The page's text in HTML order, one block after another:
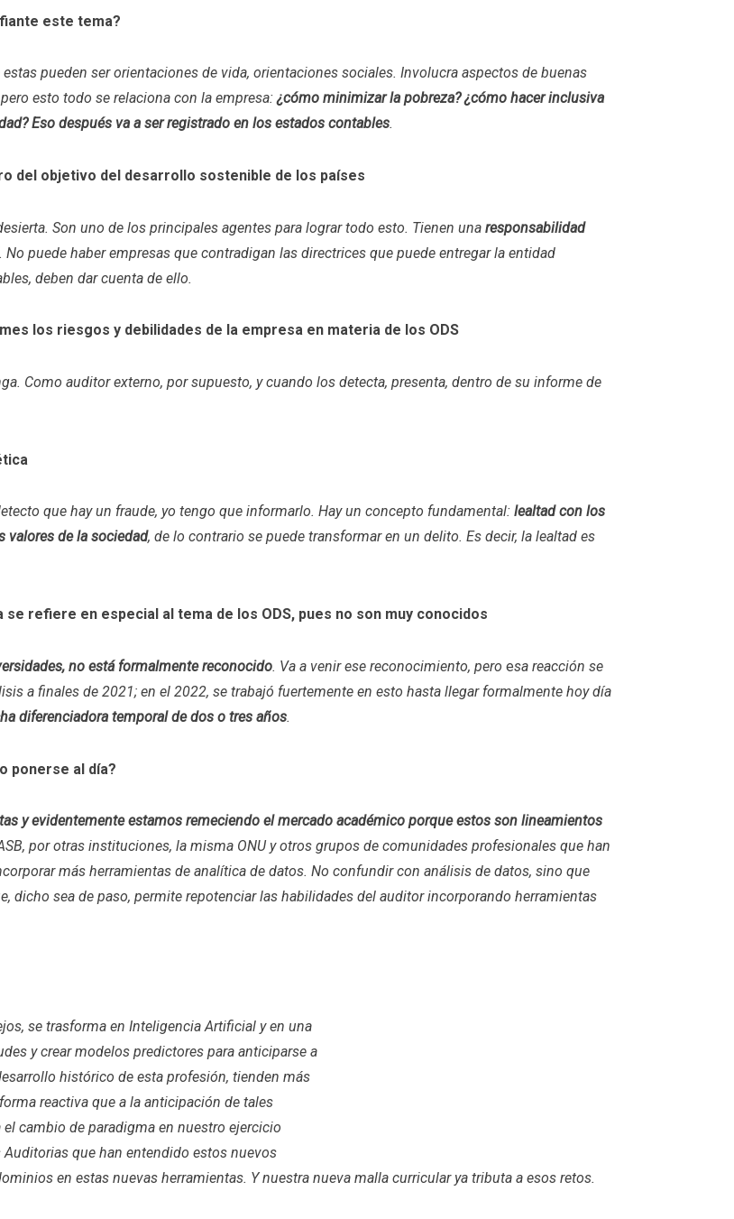
este tema?
estas pueden ser orientaciones de vida, orientaciones sociales. Involucra aspectos de buenas
esto todo se relaciona con la empresa:¿cómo minimizar la pobreza? ¿cómo hacer inclusiva
Eso después va a ser registrado en los estados contables.
del objetivo del desarrollo sostenible de los países
Son uno de los principales agentes para lograr todo esto. Tienen una responsabilidad
. No puede haber empresas que contradigan las directrices que puede entregar la entidad
deben dar cuenta de ello.
los riesgos y debilidades de la empresa en materia de los ODS
Como auditor externo, por supuesto, y cuando los detecta, presenta, dentro de su informe de
que hay un fraude, yo tengo que informarlo. Hay un concepto fundamental: lealtad con los
valores de la sociedad, de lo contrario se puede transformar en un delito. Es decir, la lealtad es
refiere en especial al tema de los ODS, pues no son muy conocidos
no está formalmente reconocido. Va a venir ese reconocimiento, pero esa reacción se
a finales de 2021; en el 2022, se trabajó fuertemente en esto hasta llegar formalmente hoy día
diferenciadora temporal de dos o tres años.
ponerse al día?
y evidentemente estamos remeciendo el mercado académico porque estos son lineamientos
por otras instituciones, la misma ONU y otros grupos de comunidades profesionales que han
más herramientas de analítica de datos. No confundir con análisis de datos, sino que
dicho sea de paso, permite repotenciar las habilidades del auditor incorporando herramientas
se trasforma en Inteligencia Artificial y en una
y crear modelos predictores para anticiparse a
histórico de esta profesión, tienden más
reactiva que a la anticipación de tales
cambio de paradigma en nuestro ejercicio
que han entendido estos nuevos
en estas nuevas herramientas. Y nuestra nueva malla curricular ya tributa a esos retos.